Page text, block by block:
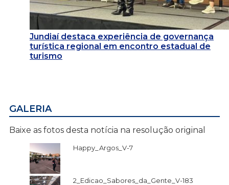
Jundiaí destaca experiência de governança
turística regional em encontro estadual de
turismo
GALERIA
Baixe as fotos desta notícia na resolução original
Happy_Argos_V-7
2_Edicao_Sabores_da_Gente_V-183